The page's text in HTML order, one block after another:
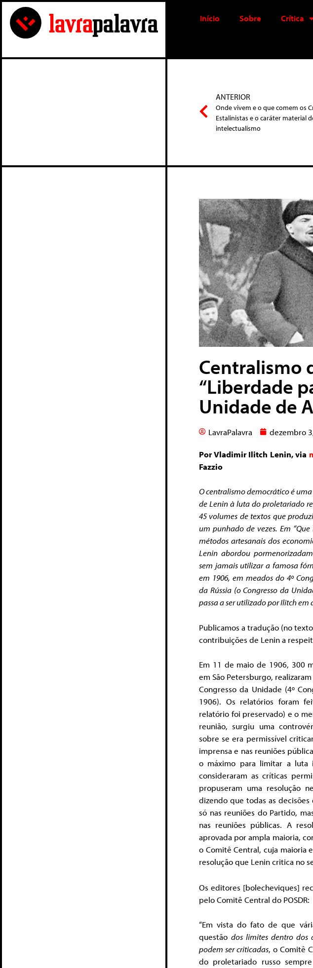
Início Sobre Crítica
ANTERIOR
Onde vivem e o que comem os
Estalinistas e o caráter material
intelectualismo
Centralismo
“Liberdade
Unidade de
LavraPalavra dezembro
Por Vladimir Ilitch Lenin, via
Fazzio
O centralismo democrático é
de Lenin à luta do proletariado
45 volumes de textos que
um punhado de vezes.Em
métodos artesanais dos
Lenin abordou
sem jamais utilizar a famosa
em 1906, em meados do 4º
da Rússia (o Congresso da
passa a ser utilizado por Ilitch em
Publicamos a tradução (no
contribuições de Lenin a
Em 11 de maio de 1906, 300
em São Petersburgo,
Congresso da Unidade (4º
1906). Os relatórios foram
relatório foi preservado) e o
reunião, surgiu uma
sobre se era permissível
imprensa e nas reuniões
o máximo para limitar a luta
consideraram as críticas
propuseram uma resolução
dizendo que todas as
só nas reuniões do Partido,
nas reuniões públicas. A
aprovada por ampla maioria,
o Comitê Central, cuja maioria
resolução que Lenin critica no
Os editores [bolecheviques]
pelo Comitê Central do POSDR:
“Em vista do fato de que
questão dos limites dentro dos
podem ser criticadas, o Comitê
do proletariado russo